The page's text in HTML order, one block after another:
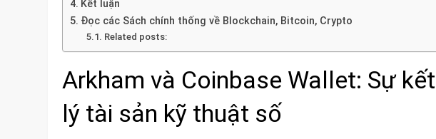
Kết luận
Đọc các Sách chính thống về Blockchain, Bitcoin, Crypto
Related posts:
Arkham và Coinbase Wallet: Sự
lý tài sản kỹ thuật số